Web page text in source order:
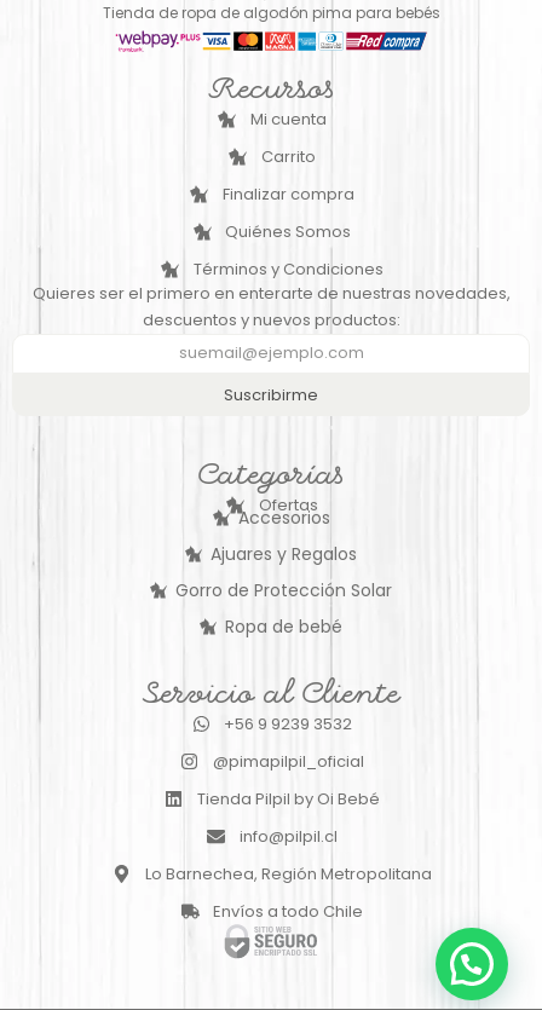
Tienda de ropa de algodón pima para bebés
Recursos
Mi cuenta
Carrito
Finalizar compra
Quiénes Somos
Términos y Condiciones
Quieres ser el primero en enterarte de nuestras novedades,
descuentos y nuevos productos:
Suscribirme
Categorías
Ofertas
Accesorios
Ajuares y Regalos
Gorro de Protección Solar
Ropa de bebé
Servicio al Cliente
+56 9 9239 3532
@pimapilpil_oficial
Tienda Pilpil by Oi Bebé
info@pilpil.cl
Lo Barnechea, Región Metropolitana
Envíos a todo Chile